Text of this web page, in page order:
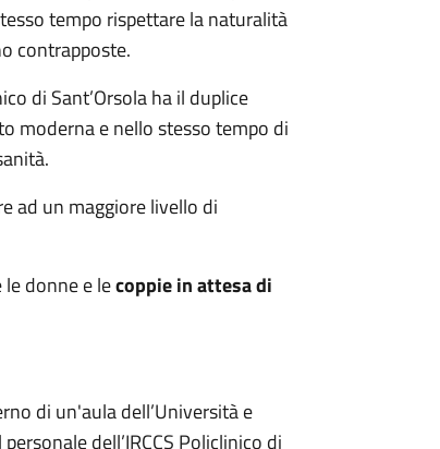
tempo rispettare la naturalità
contrapposte.
di Sant’Orsola ha il duplice
moderna e nello stesso tempo di
ad un maggiore livello di
donne e lecoppie in attesa di
di un'aula dell’Università e
dell’IRCCS Policlinico di